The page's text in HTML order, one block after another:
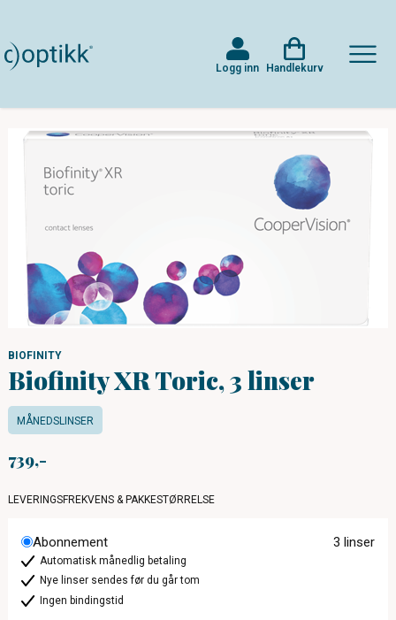
Logg inn Handlekurv
BIOFINITY
Biofinity XR Toric, 3 linser
MÅNEDSLINSER
739
LEVERINGSFREKVENS & PAKKESTØRRELSE
Abonnement 3 linser
Automatisk månedlig betaling
Nye linser sendes før du går tom
Ingen bindingstid